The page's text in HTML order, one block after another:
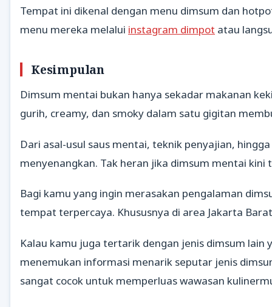
Tempat ini dikenal dengan menu dimsum dan
menu mereka melalui instagram dimpot atau
Kesimpulan
Dimsum mentai bukan hanya sekadar makanan
gurih, creamy, dan smoky dalam satu gigitan
Dari asal-usul saus mentai, teknik penyajian,
menyenangkan. Tak heran jika dimsum mentai
Bagi kamu yang ingin merasakan pengalaman
tempat terpercaya. Khususnya di area Jakarta
Kalau kamu juga tertarik dengan jenis dimsum
menemukan informasi menarik seputar jenis
sangat cocok untuk memperluas wawasan